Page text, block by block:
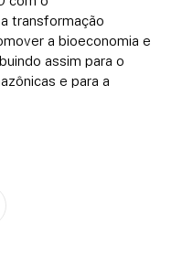
transformação
a bioeconomia e
assim para o
e para a